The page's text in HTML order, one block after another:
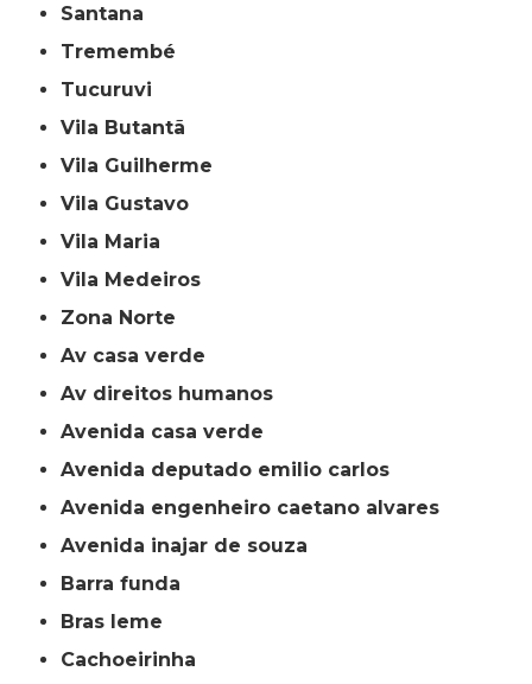
Santana
Tremembé
Tucuruvi
Vila Butantã
Vila Guilherme
Vila Gustavo
Vila Maria
Vila Medeiros
Zona Norte
av casa verde
av direitos humanos
avenida casa verde
avenida deputado emilio carlos
avenida engenheiro caetano alvares
avenida inajar de souza
barra funda
bras leme
cachoeirinha